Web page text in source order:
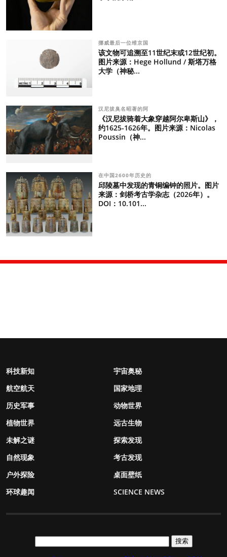
挪威最后一位维京国
该文物可追溯至11世纪末或12世纪初。
图片来源：Hege Hollund / 斯塔万格
大学（神秘...
汉尼拔臭名昭著的阿
《汉尼拔骑着大象穿越阿尔卑斯山》，
约1625-1626年。图片来源：Nicolas
Poussin（神...
在中国2600年历史的
邱陵墓中发现的青铜编钟的照片。图片
来源：剑桥考古学杂志（2026年）。
DOI：10.101...
科技新知
宇宙奥秘
航空航天
国家地理
历史军事
动物世界
植物世界
远古生物
未解之谜
探索发现
自然现象
考古发现
户外探险
桌面壁纸
环球趣闻
SCIENCE NEWS